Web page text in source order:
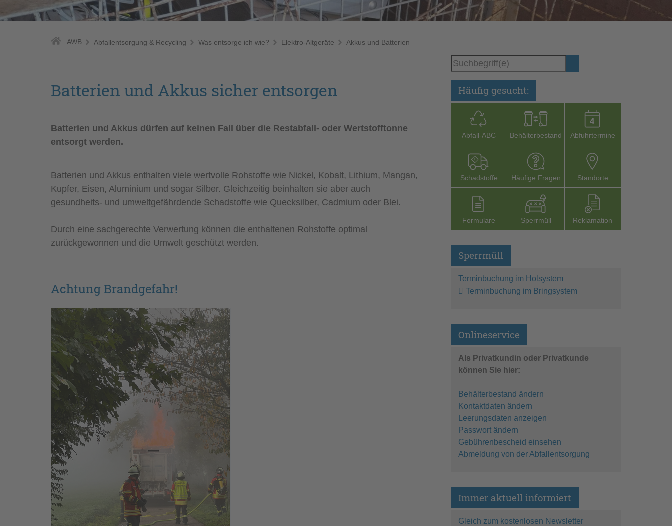
AWB Abfallentsorgung & Recycling Was entsorge ich wie? Elektro-Altgeräte Akkus und Batterien
Batterien und Akkus sicher entsorgen
Batterien und Akkus dürfen auf keinen Fall über die Restabfall- oder Wertstofftonne
entsorgt werden.
Batterien und Akkus enthalten viele wertvolle Rohstoffe wie Nickel, Kobalt, Lithium, Mangan,
Kupfer, Eisen, Aluminium und sogar Silber. Gleichzeitig beinhalten sie aber auch
gesundheits- und umweltgefährdende Schadstoffe wie Quecksilber, Cadmium oder Blei.
Durch eine sachgerechte Verwertung können die enthaltenen Rohstoffe optimal
zurückgewonnen und die Umwelt geschützt werden.
Achtung Brandgefahr!
Häufig gesucht:
Abfall-­ABC Behälterbestand Abfuhrtermine
Schadstoffe Häufige Fragen Stand­orte
Formu­lare Sperr­müll Reklamation
Sperrmüll
Terminbuchung im Holsystem
Terminbuchung im Bringsystem
Onlineservice
Als Privatkundin oder Privatkunde
können Sie hier:
Behälterbestand ändern
Kontaktdaten ändern
Leerungsdaten anzeigen
Passwort ändern
Gebührenbescheid einsehen
Abmeldung von der Abfallentsorgung
Immer aktuell informiert
Gleich zum kostenlosen Newsletter